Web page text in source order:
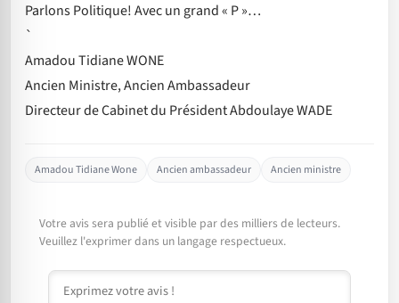
Parlons Politique! Avec un grand « P »…
`
Amadou Tidiane WONE
Ancien Ministre, Ancien Ambassadeur
Directeur de Cabinet du Président Abdoulaye WADE
Amadou Tidiane Wone Ancien ambassadeur Ancien ministre
Votre avis sera publié et visible par des milliers de lecteurs.
Veuillez l'exprimer dans un langage respectueux.
Commentaire